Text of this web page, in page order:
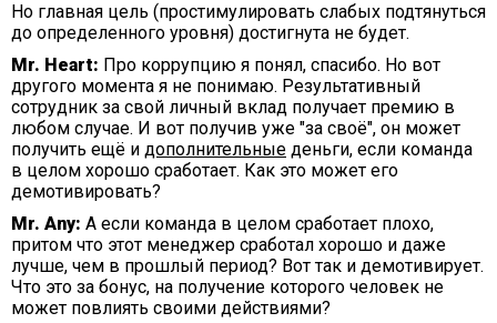
Но главная цель (простимулировать слабых подтянуться
до определенного уровня) достигнута не будет.
Mr. Heart: Про коррупцию я понял, спасибо. Но вот
другого момента я не понимаю. Результативный
сотрудник за свой личный вклад получает премию в
любом случае. И вот получив уже "за своё", он может
получить ещё и дополнительные деньги, если команда
в целом хорошо сработает. Как это может его
демотивировать?
Mr. Any: А если команда в целом сработает плохо,
притом что этот менеджер сработал хорошо и даже
лучше, чем в прошлый период? Вот так и демотивирует.
Что это за бонус, на получение которого человек не
может повлиять своими действиями?